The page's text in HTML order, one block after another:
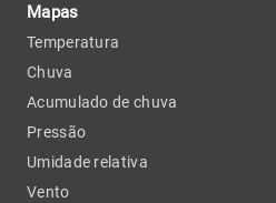
Mapas
Temperatura
Chuva
Acumulado de chuva
Pressão
Umidade relativa
Vento